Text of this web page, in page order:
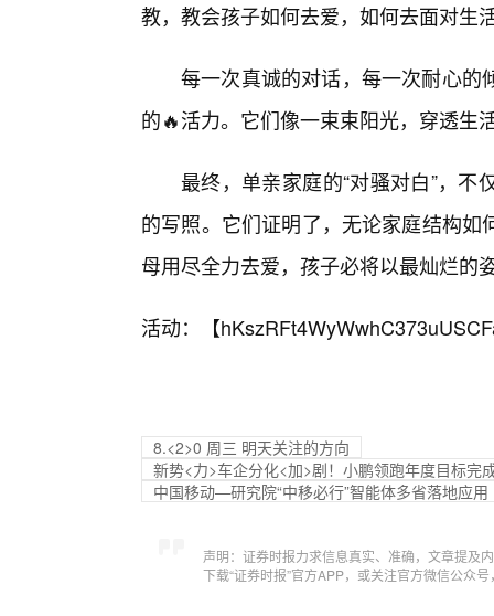
教，教会孩子如何去爱，如何去面对生
每一次真诚的对话，每一次耐心的
的🔥活力。它们像一束束阳光，穿透生
最终，单亲家庭的“对骚对白”，
的写照。它们证明了，无论家庭结构
母用尽全力去爱，孩子必将以最灿烂的
活动：【
8.<2>0 周三 明天关注的方向
新势<力>车企分化<加>剧！小鹏领跑年度目标完
中国移动—研究院“中移必行”智能体多省落地应用
声明：证券时报力求信息真实、准确，文章提及
下载“证券时报”官方APP，或关注官方微信公众